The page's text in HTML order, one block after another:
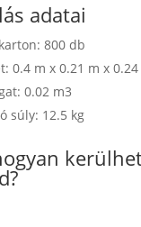
adatai
800 db
0.4 m x 0.21 m x 0.24
0.02 m3
súly: 12.5 kg